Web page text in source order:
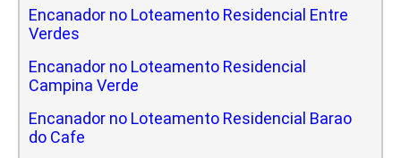
Encanador no Loteamento Residencial Entre
Verdes
Encanador no Loteamento Residencial
Campina Verde
Encanador no Loteamento Residencial Barao
do Cafe